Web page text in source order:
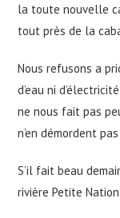
la toute nouvelle
tout près de la
Nous refusons a
d’eau ni
ne nous fait pas
n’en démordent
S’il fait beau
rivière Petite